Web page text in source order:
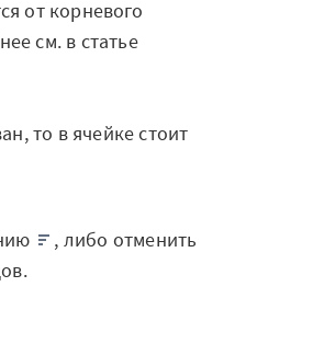
от корневого
см. в статье
то в ячейке стоит
, либо отменить